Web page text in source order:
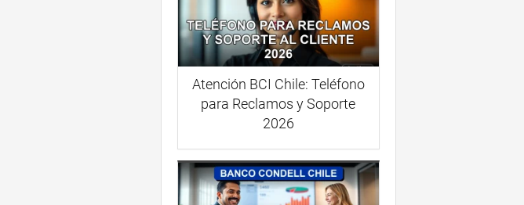
Atención BCI Chile: Teléfono
para Reclamos y Soporte
2026